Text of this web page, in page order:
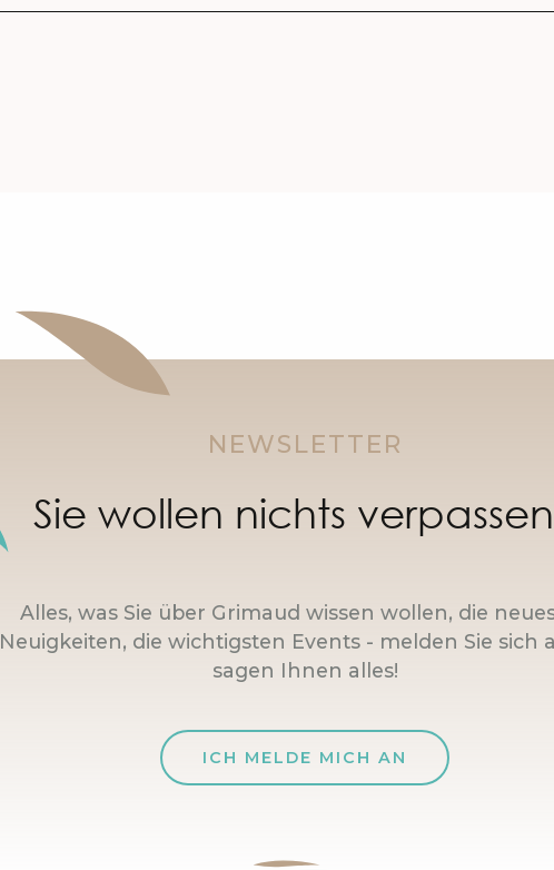
NEWSLETTER
Sie wollen nichts
Alles, was Sie über Grimaud wissen wollen, die
Neuigkeiten, die wichtigsten Events - melden Sie sich
sagen Ihnen alles!
ICH MELDE MICH AN